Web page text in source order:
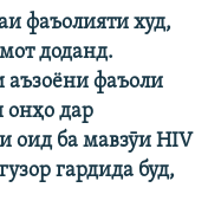
фаъолияти худ,
доданд.
фаъоли
дар
оид ба мавзӯи HIV
гардида буд,